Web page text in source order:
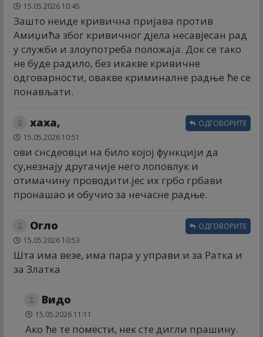
15.05.2026 10:45
Зашто неиде кривична пријава против
Амиџића због кривичног дјела несавјесан рад
у служби и злоупотреба положаја. Док се тако
не буде радило, без икакве кривичне
одговарности, овакве криминалне радње ће се
понављати.
хаха,
15.05.2026 10:51
ови снсдеовци на било којој функцији да
су,незнају другачије него лоповлук и
отимачину проводити.јес их грбо грбави
пронашао и обучио за нечасне радње.
ОДГОВОРИТЕ
Огло
15.05.2026 10:53
Шта има везе, има пара у управи и за Ратка и
за Златка
ОДГОВОРИТЕ
Видо
15.05.2026 11:11
Ако ће те помести, нек сте дигли прашину.